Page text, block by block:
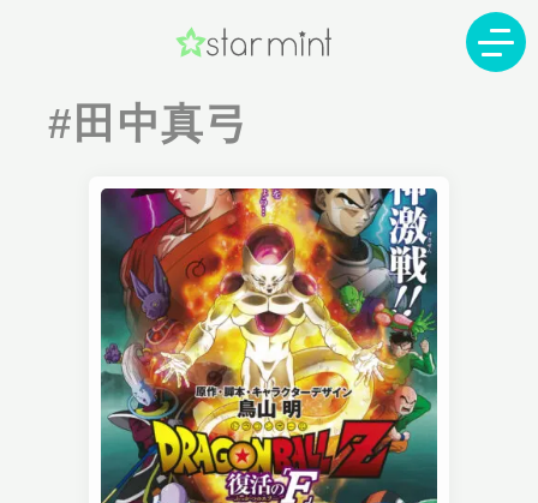
#田中真弓